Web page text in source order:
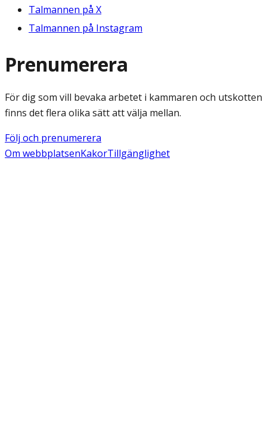
Talmannen på X
Talmannen på Instagram
Prenumerera
För dig som vill bevaka arbetet i kammaren och utskotten
finns det flera olika sätt att välja mellan.
Följ och prenumerera
Om webbplatsenKakorTillgänglighet